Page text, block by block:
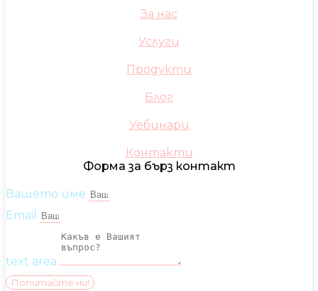
За нас
Услуги
Продукти
Блог
Уебинари
Контакти
Форма за бърз контакт
Вашето име
Email
text area
Попитайте ни!